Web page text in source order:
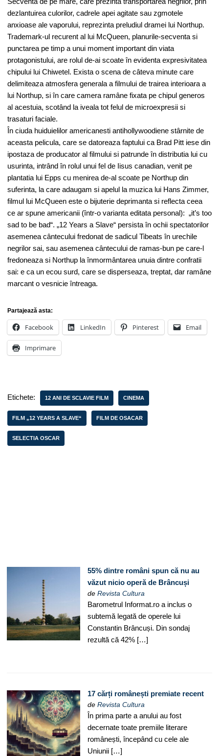
dezlantuirea culorilor, cadrele apei agitate sau zgmotele
anxioase ale vaporului, reprezinta preludiul dramei lui Northup.
Trademark-ul recurent al lui McQueen, planurile-secventa si
punctarea pe timp a unui moment important din viata
protagonistului, are rolul de-ai scoate în evidenta expresivitatea
chipului lui Chiwetel. Exista o scena de câteva minute care
delimiteaza atmosfera generala a filmului de trairea interioara a
lui Northup, si în care camera ramâne fixata pe chipul generos
al acestuia, scotând la iveala tot felul de microexpresii si
trasaturi faciale.
În ciuda huiduielilor americanesti antihollywoodiene stârnite de
aceasta pelicula, care se datoreaza faptului ca Brad Pitt iese din
ipostaza de producator al filmului si patrunde în distributia lui cu
usurinta, intrând în rolul unui fel de Iisus canadian, venit pe
plantatia lui Epps cu menirea de-al scoate pe Northup din
suferinta, la care adaugam si apelul la muzica lui Hans Zimmer,
filmul lui McQueen este o bijuterie deprimanta si reflecta ceea
ce ar spune americanii (într-o varianta editata personal): „it’s too
sad to be bad“. „12 Years a Slave“ persista în ochii spectatorilor
asemenea cântecului fredonat de sadicul Tibeats în urechile
negrilor sai, sau asemenea cântecului de ramas-bun pe care-l
fredoneaza si Northup la înmormântarea unuia dintre confratii
sai: e ca un ecou surd, care se disperseaza, treptat, dar ramâne
marcant o vesnicie întreaga.
Partajează asta:
Facebook LinkedIn Pinterest Email
Imprimare
Etichete: 12 ANI DE SCLAVIE FILM CINEMA
FILM „12 YEARS A SLAVE“ FILM DE OSACAR
SELECTIA OSCAR
55% dintre români spun că nu au
văzut nicio operă de Brâncuși
deRevista Cultura
Barometrul Informat.ro a inclus o
subtemă legată de operele lui
Constantin Brâncuși. Din sondaj
rezultă că 42% […]
17 cărți românești premiate recent
deRevista Cultura
În prima parte a anului au fost
decernate toate premiile literare
românești, începând cu cele ale
Uniunii […]